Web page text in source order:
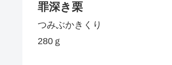
罪深き栗
つみぶかきくり
280ｇ